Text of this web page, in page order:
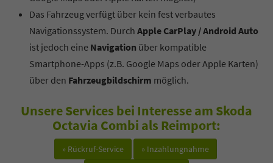
Das Fahrzeug verfügt über kein fest verbautes
Navigationssystem. Durch Apple CarPlay / Android Auto
ist jedoch eine Navigation über kompatible
Smartphone-Apps (z.B. Google Maps oder Apple Karten)
über den Fahrzeugbildschirm möglich.
Unsere Services bei Interesse am Skoda
Octavia Combi als Reimport:
» Rückruf-Service
» Inzahlungnahme